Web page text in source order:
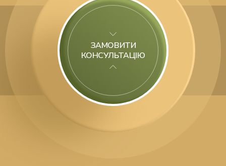
ЗАМОВИТИ
КОНСУЛЬТАЦІЮ